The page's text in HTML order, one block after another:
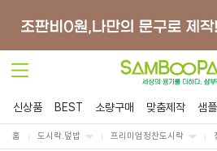
신상품 BEST 소량구매 맞춤제작 샘
홈 도시락.덮밥 프리미엄정찬도시락